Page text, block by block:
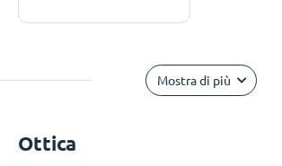
Mostra di più
Ottica